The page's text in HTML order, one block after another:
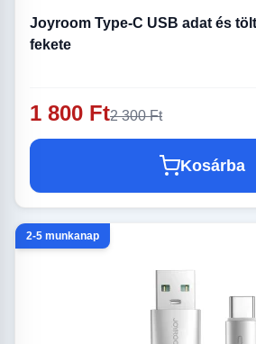
Joyroom Type-C USB adat és
fekete
1 800 Ft2 300 Ft
Kosárba
2-5 munkanap